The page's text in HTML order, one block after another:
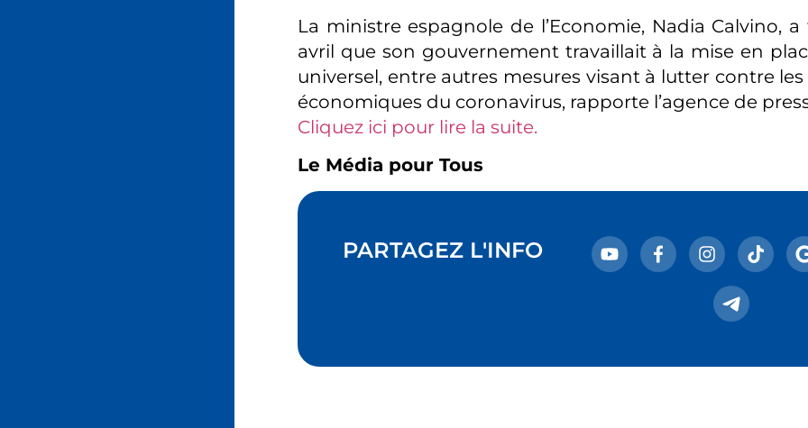
La ministre espagnole de l’Economie, Nadia Calvino,
avril que son gouvernement travaillait à la mise en
universel, entre autres mesures visant à lutter contre
économiques du coronavirus, rapporte l’agence de
Cliquez ici pour lire la suite.
Le Média pour Tous
PARTAGEZ L'INFO